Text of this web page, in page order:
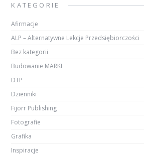
KATEGORIE
Afirmacje
ALP – Alternatywne Lekcje Przedsiębiorczości
Bez kategorii
Budowanie MARKI
DTP
Dzienniki
Fijorr Publishing
Fotografie
Grafika
Inspiracje